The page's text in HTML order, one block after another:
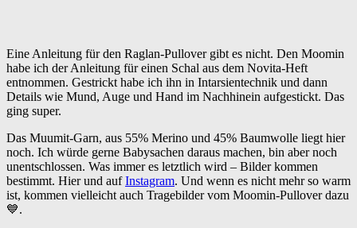
Eine Anleitung für den Raglan-Pullover gibt es nicht. Den Moomin
habe ich der Anleitung für einen Schal aus dem Novita-Heft
entnommen. Gestrickt habe ich ihn in Intarsientechnik und dann
Details wie Mund, Auge und Hand im Nachhinein aufgestickt. Das
ging super.
Das Muumit-Garn, aus 55% Merino und 45% Baumwolle liegt hier
noch. Ich würde gerne Babysachen daraus machen, bin aber noch
unentschlossen. Was immer es letztlich wird – Bilder kommen
bestimmt. Hier und aufInstagram. Und wenn es nicht mehr so warm
ist, kommen vielleicht auch Tragebilder vom Moomin-Pullover dazu
💙.